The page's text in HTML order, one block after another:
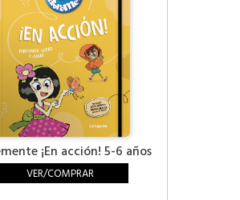
¡En acción! 5-6 años
VER/COMPRAR